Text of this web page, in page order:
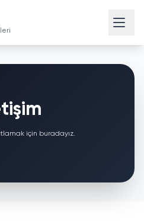
için buradayız.